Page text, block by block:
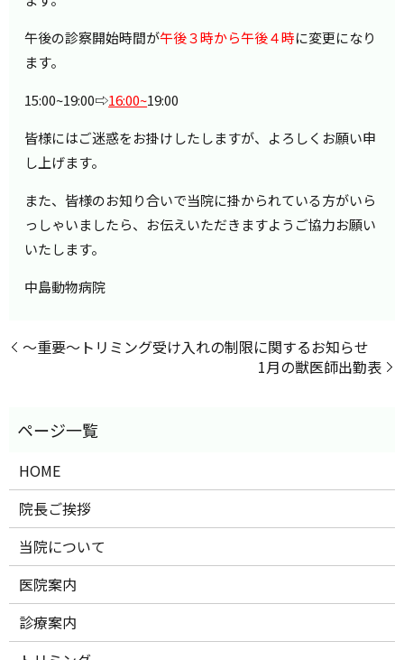
午後の診察開始時間が午後３時から午後４時に変更になり
ます。
15:00~19:00⇨16:00~19:00
皆様にはご迷惑をお掛けしたしますが、よろしくお願い申
し上げます。
また、皆様のお知り合いで当院に掛かられている方がいら
っしゃいましたら、お伝えいただきますようご協力お願い
いたします。
中島動物病院
〜重要〜トリミング受け入れの制限に関するお知らせ
1月の獣医師出勤表
HOME
院長ご挨拶
当院について
医院案内
診療案内